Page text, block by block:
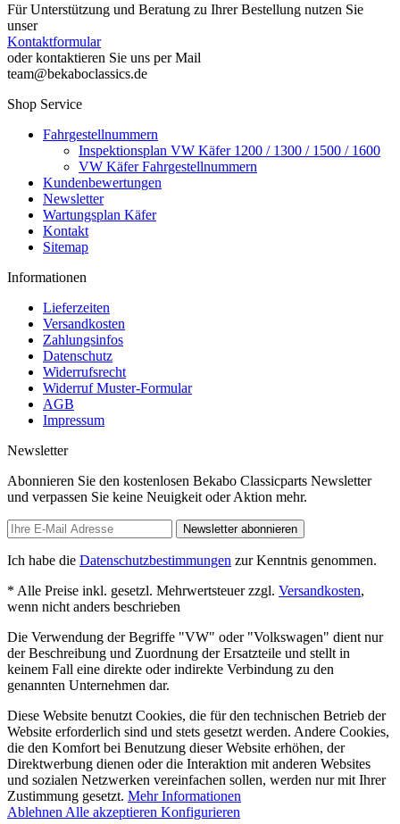
Für Unterstützung und Beratung zu Ihrer Bestellung nutzen Sie
unser
Kontaktformular
oder kontaktieren Sie uns per Mail
team@bekaboclassics.de
Shop Service
Fahrgestellnummern
Inspektionsplan VW Käfer 1200 / 1300 / 1500 / 1600
VW Käfer Fahrgestellnummern
Kundenbewertungen
Newsletter
Wartungsplan Käfer
Kontakt
Sitemap
Informationen
Lieferzeiten
Versandkosten
Zahlungsinfos
Datenschutz
Widerrufsrecht
Widerruf Muster-Formular
AGB
Impressum
Newsletter
Abonnieren Sie den kostenlosen Bekabo Classicparts Newsletter
und verpassen Sie keine Neuigkeit oder Aktion mehr.
Newsletter abonnieren
Ich habe die Datenschutzbestimmungen zur Kenntnis genommen.
* Alle Preise inkl. gesetzl. Mehrwertsteuer zzgl. Versandkosten,
wenn nicht anders beschrieben
Die Verwendung der Begriffe "VW" oder "Volkswagen" dient nur
der Beschreibung und Zuordnung der Ersatzteile und stellt in
keinem Fall eine direkte oder indirekte Verbindung zu den
genannten Unternehmen dar.
Diese Website benutzt Cookies, die für den technischen Betrieb der
Website erforderlich sind und stets gesetzt werden. Andere Cookies,
die den Komfort bei Benutzung dieser Website erhöhen, der
Direktwerbung dienen oder die Interaktion mit anderen Websites
und sozialen Netzwerken vereinfachen sollen, werden nur mit Ihrer
Zustimmung gesetzt. Mehr Informationen
Ablehnen Alle akzeptieren Konfigurieren